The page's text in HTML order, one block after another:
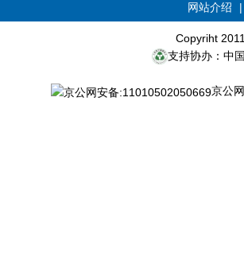
网站介绍
Copyriht
支持协办：中
京公